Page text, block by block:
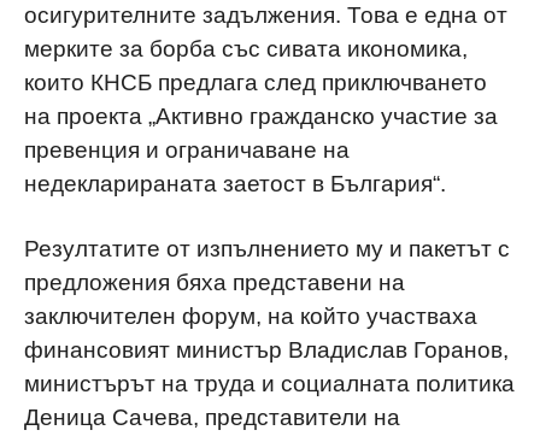
осигурителните задължения. Това е една от
мерките за борба със сивата икономика,
които КНСБ предлага след приключването
на проекта „Активно гражданско участие за
превенция и ограничаване на
недекларираната заетост в България“.
Резултатите от изпълнението му и пакетът с
предложения бяха представени на
заключителен форум, на който участваха
финансовият министър Владислав Горанов,
министърът на труда и социалната политика
Деница Сачева, представители на